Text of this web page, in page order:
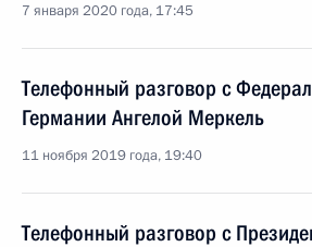
7 января 2020 года, 17:45
Телефонный разговор с
Германии Ангелой Меркель
11 ноября 2019 года, 19:40
Телефонный разговор с